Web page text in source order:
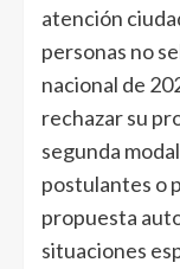
atención
personas no
nacional de
rechazar su
segunda
postulantes o
propuesta
situaciones